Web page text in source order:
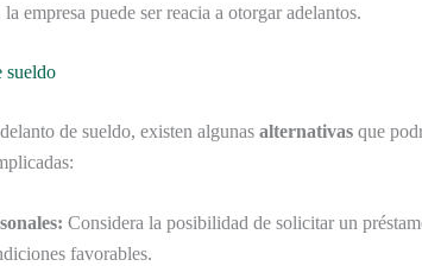
empresa puede ser reacia a otorgar adelantos.
sueldo
de sueldo, existen algunas alternativas que
Considera la posibilidad de solicitar un
favorables.